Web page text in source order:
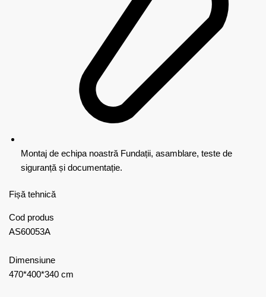
Montaj de echipa noastră Fundații, asamblare, teste de
siguranță și documentație.
Fișă tehnică
Cod produs
AS60053A
Dimensiune
470*400*340 cm